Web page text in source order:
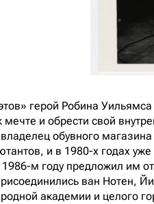
герой Робина Уильямса
мечте и обрести свой
обувного
и в 1980-х годах
м году предложил им
ван Нотен,
академии и целого